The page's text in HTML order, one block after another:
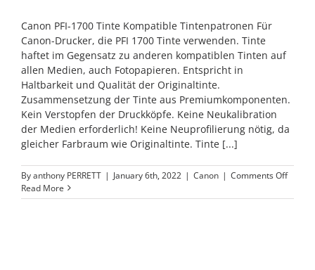
Canon PFI-1700 Tinte Kompatible Tintenpatronen Für
Canon-Drucker, die PFI 1700 Tinte verwenden. Tinte
haftet im Gegensatz zu anderen kompatiblen Tinten auf
allen Medien, auch Fotopapieren. Entspricht in
Haltbarkeit und Qualität der Originaltinte.
Zusammensetzung der Tinte aus Premiumkomponenten.
Kein Verstopfen der Druckköpfe. Keine Neukalibration
der Medien erforderlich! Keine Neuprofilierung nötig, da
gleicher Farbraum wie Originaltinte. Tinte [...]
Byanthony PERRETT | January 6th, 2022 | Canon | Comments Offon
PFI-
Read More